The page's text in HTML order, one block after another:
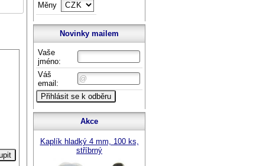
Měny
Novinky mailem
Vaše
jméno:
Váš
email:
Akce
Kaplík hladký 4 mm, 100 ks,
stříbrný